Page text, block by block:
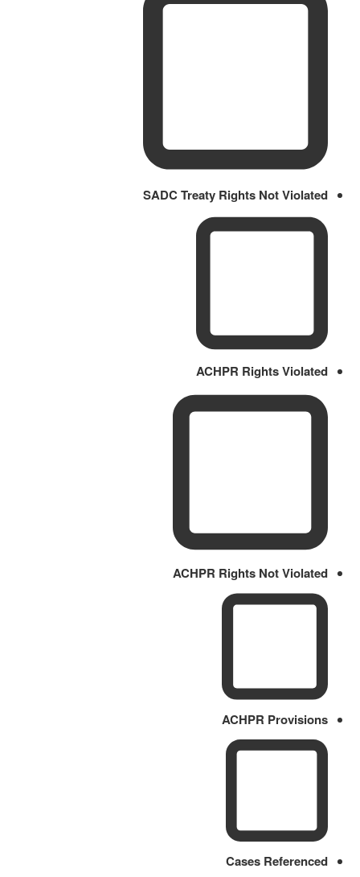
SADC Treaty Rights Not Violated
ACHPR Rights Violated
ACHPR Rights Not Violated
ACHPR Provisions
Cases Referenced